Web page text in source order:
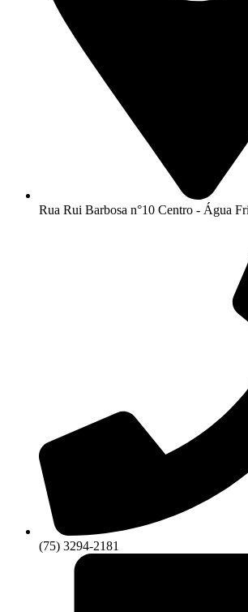
Rua Rui Barbosa n°10 Centro - Água
(75) 3294-2181